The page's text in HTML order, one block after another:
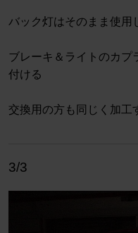
バック灯はそのまま使用
ブレーキ＆ライトのカプ
付ける
交換用の方も同じく加工
3/3